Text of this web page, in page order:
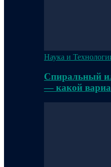
Наука и
Спиральный
— какой